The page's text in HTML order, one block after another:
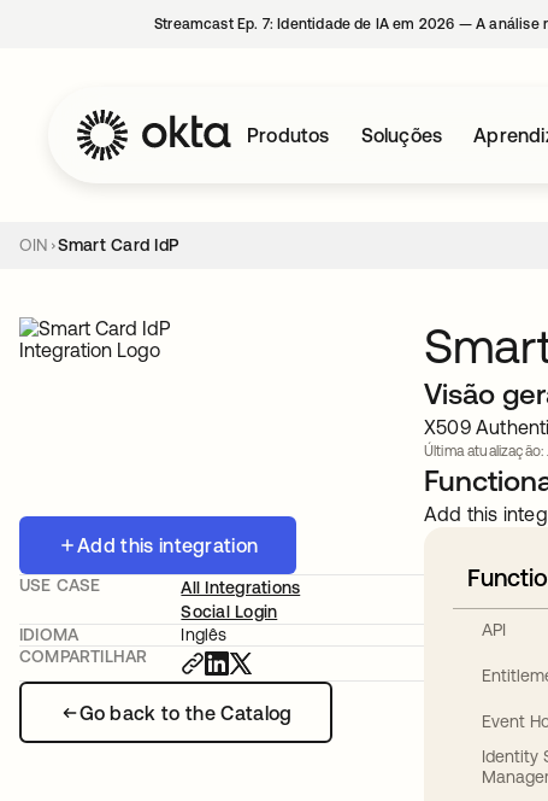
Streamcast Ep. 7: Identidade de IA em 2026 — A análise
Produtos Soluções
OIN Smart Card IdP
Add this integration
Go back to the Catalog
USE CASE
All Integrations
Social Login
IDIOMA
Inglês
COMPARTILHAR
Visão
X509
Última atualização:
Add this
API
Event
Identity